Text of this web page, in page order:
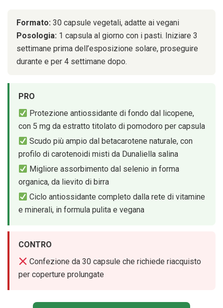
Formato: 30 capsule vegetali, adatte ai vegani
Posologia: 1 capsula al giorno con i pasti. Iniziare 3
settimane prima dell’esposizione solare, proseguire
durante e per 4 settimane dopo.
PRO
Protezione antiossidante di fondo dal licopene,
con 5 mg da estratto titolato di pomodoro per capsula
Scudo più ampio dal betacarotene naturale, con
profilo di carotenoidi misti da Dunaliella salina
Migliore assorbimento dal selenio in forma
organica, da lievito di birra
Ciclo antiossidante completo dalla rete di vitamine
e minerali, in formula pulita e vegana
CONTRO
Confezione da 30 capsule che richiede riacquisto
per coperture prolungate